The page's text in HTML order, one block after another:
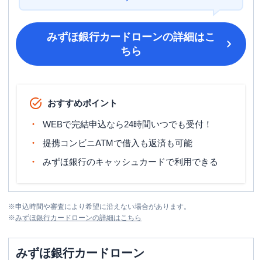
みずほ銀行カードローンの詳細はこ
ちら
おすすめポイント
WEBで完結申込なら24時間いつでも受付！
提携コンビニATMで借入も返済も可能
みずほ銀行のキャッシュカードで利用できる
※申込時間や審査により希望に沿えない場合があります。
※みずほ銀行カードローンの詳細はこちら
みずほ銀行カードローン